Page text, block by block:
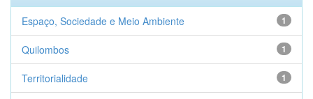
1
Espaço, Sociedade e Meio Ambiente
1
Quilombos
1
Territorialidade